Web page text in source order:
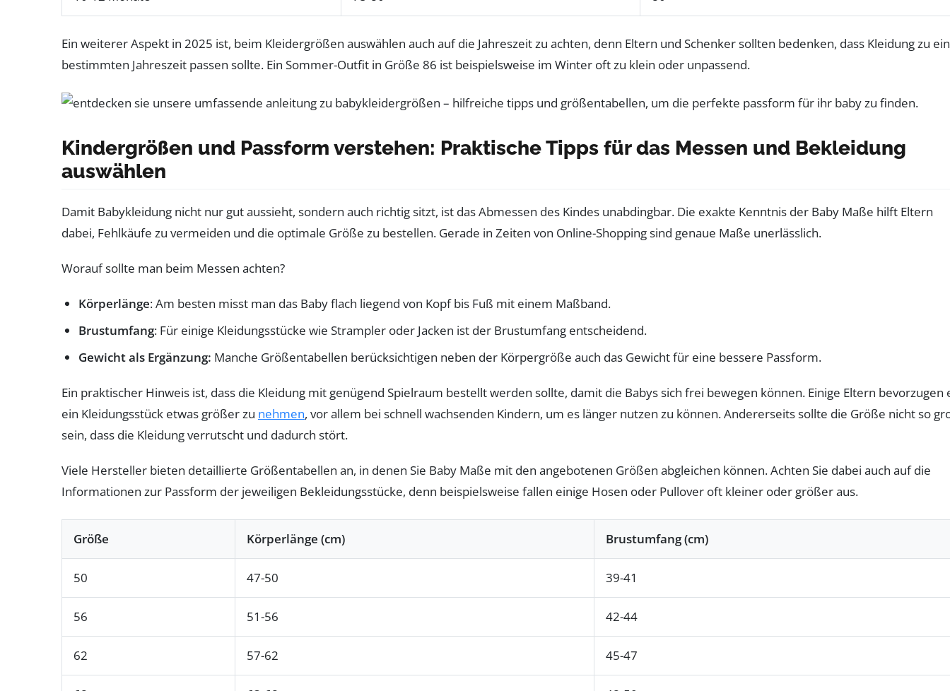
Ein weiterer Aspekt in 2025 ist, beim Kleidergrößen auswählen auch auf die Jahreszeit zu achten, denn Eltern und Schenker sollten bedenken, dass Kleidung zu
bestimmten Jahreszeit passen sollte. Ein Sommer-Outfit in Größe 86 ist beispielsweise im Winter oft zu klein oder unpassend.
Kindergrößen und Passform verstehen: Praktische Tipps für das Messen und Bekleidung
auswählen
Damit Babykleidung nicht nur gut aussieht, sondern auch richtig sitzt, ist das Abmessen des Kindes unabdingbar. Die exakte Kenntnis der Baby Maße hilft Eltern
dabei, Fehlkäufe zu vermeiden und die optimale Größe zu bestellen. Gerade in Zeiten von Online-Shopping sind genaue Maße unerlässlich.
Worauf sollte man beim Messen achten?
Körperlänge: Am besten misst man das Baby flach liegend von Kopf bis Fuß mit einem Maßband.
Brustumfang: Für einige Kleidungsstücke wie Strampler oder Jacken ist der Brustumfang entscheidend.
Gewicht als Ergänzung: Manche Größentabellen berücksichtigen neben der Körpergröße auch das Gewicht für eine bessere Passform.
Ein praktischer Hinweis ist, dass die Kleidung mit genügend Spielraum bestellt werden sollte, damit die Babys sich frei bewegen können. Einige Eltern bevorzugen
ein Kleidungsstück etwas größer zu nehmen, vor allem bei schnell wachsenden Kindern, um es länger nutzen zu können. Andererseits sollte die Größe nicht so
sein, dass die Kleidung verrutscht und dadurch stört.
Viele Hersteller bieten detaillierte Größentabellen an, in denen Sie Baby Maße mit den angebotenen Größen abgleichen können. Achten Sie dabei auch auf die
Informationen zur Passform der jeweiligen Bekleidungsstücke, denn beispielsweise fallen einige Hosen oder Pullover oft kleiner oder größer aus.
Größe Körperlänge (cm) Brustumfang (cm)
50 47-50 39-41
56 51-56 42-44
62 57-62 45-47